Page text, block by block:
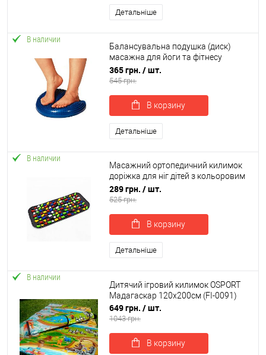
Детальніше
В наличии
Балансувальна подушка (диск)
масажна для йоги та фітнесу
(масажер для ніг/стоп/тіла) OSPORT
(OF-0058)
365 грн. / шт.
545 грн.
В корзину
Детальніше
В наличии
Масажний ортопедичний килимок
доріжка для ніг дітей з кольоровим
камінням 70см OSPORT (OF-0277)
289 грн. / шт.
525 грн.
В корзину
Детальніше
В наличии
Дитячий ігровий килимок OSPORT
Мадагаскар 120x200см (FI-0091)
649 грн. / шт.
1043 грн.
В корзину